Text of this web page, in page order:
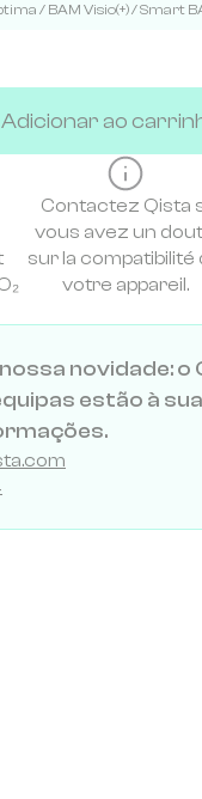
/ BAM Visio(+) / Smart
Adicionar ao
Contactez Qista
vous avez un
sur la compatibilité
votre appareil.
novidade: o
estão à